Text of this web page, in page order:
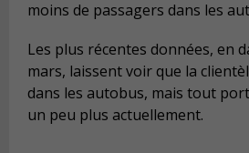
moins de passagers dans les
Les plus récentes données, en
mars, laissent voir que la
dans les autobus, mais tout
un peu plus actuellement.